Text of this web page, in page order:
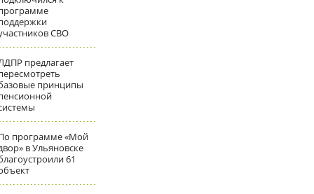
СВО
предлагает
принципы
программе «Мой
в Ульяновске
61